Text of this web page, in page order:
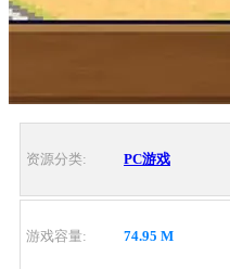
资源分类: PC游戏
游戏容量: 74.95 M